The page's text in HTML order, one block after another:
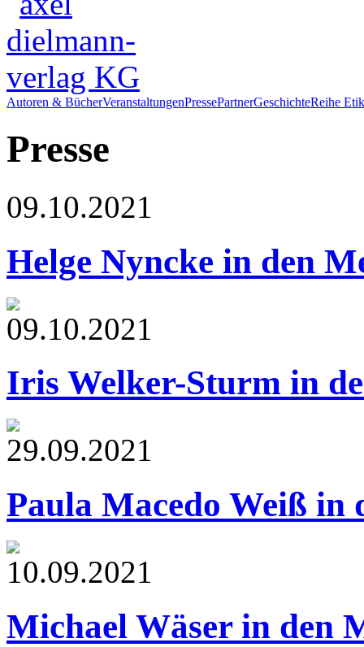
Autoren & BücherVeranstaltungenPressePartnerGeschichteReihe
Presse
09.10.2021
Helge Nyncke in den
09.10.2021
Iris Welker-Sturm in
29.09.2021
Paula Macedo Weiß in
10.09.2021
Michael Wäser in den